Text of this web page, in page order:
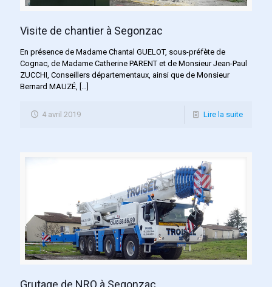
Visite de chantier à Segonzac
En présence de Madame Chantal GUELOT, sous-préfète de
Cognac, de Madame Catherine PARENT et de Monsieur Jean-Paul
ZUCCHI, Conseillers départementaux, ainsi que de Monsieur
Bernard MAUZÉ,
4 avril 2019 Lire la suite
Grutage de NRO à Segonzac